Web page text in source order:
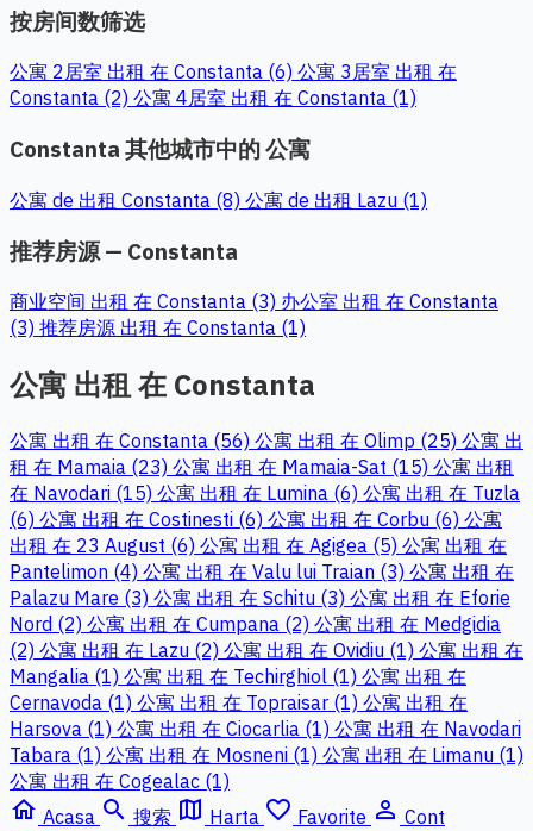
按房间数筛选
公寓 2居室 出租 在 Constanta (6) 公寓 3居室 出租 在
Constanta (2) 公寓 4居室 出租 在 Constanta (1)
Constanta 其他城市中的 公寓
公寓 de 出租 Constanta (8) 公寓 de 出租 Lazu (1)
推荐房源 — Constanta
商业空间 出租 在 Constanta (3) 办公室 出租 在 Constanta
(3) 推荐房源 出租 在 Constanta (1)
公寓 出租 在 Constanta
公寓 出租 在 Constanta (56) 公寓 出租 在 Olimp (25) 公寓 出
租 在 Mamaia (23) 公寓 出租 在 Mamaia-Sat (15) 公寓 出租
在 Navodari (15) 公寓 出租 在 Lumina (6) 公寓 出租 在 Tuzla
(6) 公寓 出租 在 Costinesti (6) 公寓 出租 在 Corbu (6) 公寓
出租 在 23 August (6) 公寓 出租 在 Agigea (5) 公寓 出租 在
Pantelimon (4) 公寓 出租 在 Valu lui Traian (3) 公寓 出租 在
Palazu Mare (3) 公寓 出租 在 Schitu (3) 公寓 出租 在 Eforie
Nord (2) 公寓 出租 在 Cumpana (2) 公寓 出租 在 Medgidia
(2) 公寓 出租 在 Lazu (2) 公寓 出租 在 Ovidiu (1) 公寓 出租 在
Mangalia (1) 公寓 出租 在 Techirghiol (1) 公寓 出租 在
Cernavoda (1) 公寓 出租 在 Topraisar (1) 公寓 出租 在
Harsova (1) 公寓 出租 在 Ciocarlia (1) 公寓 出租 在 Navodari
Tabara (1) 公寓 出租 在 Mosneni (1) 公寓 出租 在 Limanu (1)
公寓 出租 在 Cogealac (1)
home Acasa search 搜索 map Harta favorite_border Favorite person_outline Cont